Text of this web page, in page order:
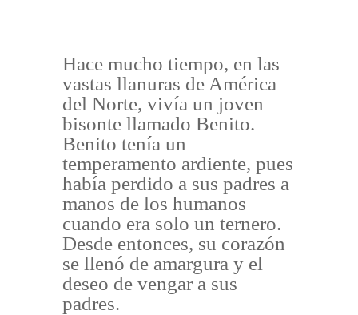
Hace mucho tiempo, en las
vastas llanuras de América
del Norte, vivía un joven
bisonte llamado Benito.
Benito tenía un
temperamento ardiente, pues
había perdido a sus padres a
manos de los humanos
cuando era solo un ternero.
Desde entonces, su corazón
se llenó de amargura y el
deseo de vengar a sus
padres.